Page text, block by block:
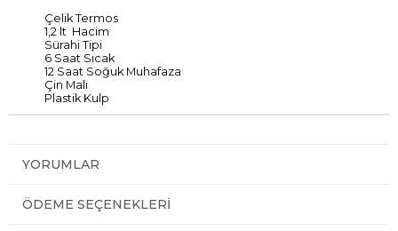
Çelik Termos
1,2 lt Hacim
Sürahi Tipi
6 Saat Sıcak
12 Saat Soğuk Muhafaza
Çin Malı
Plastik Kulp
YORUMLAR
ÖDEME SEÇENEKLERI